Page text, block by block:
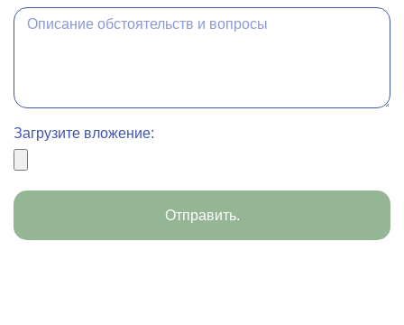
Загрузите вложение:
Отправить.